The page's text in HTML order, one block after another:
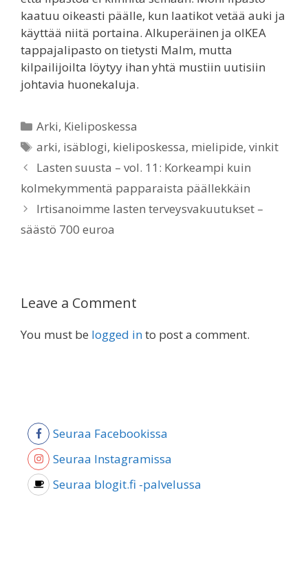
kaatuu oikeasti päälle, kun laatikot vetää auki ja
käyttää niitä portaina. Alkuperäinen ja oIKEA
tappajalipasto on tietysti Malm, mutta
kilpailijoilta löytyy ihan yhtä mustiin uutisiin
johtavia huonekaluja.
Categories
Arki, Kieliposkessa
Tags
arki, isäblogi, kieliposkessa, mielipide,vinkit
Lasten suusta – vol. 11: Korkeampi kuin
kolmekymmentä papparaista päällekkäin
Irtisanoimme lasten terveysvakuutukset –
säästö 700 euroa
Leave a Comment
You must be logged into post a comment.
Seuraa Facebookissa
Seuraa Instagramissa
Seuraa blogit.fi -palvelussa